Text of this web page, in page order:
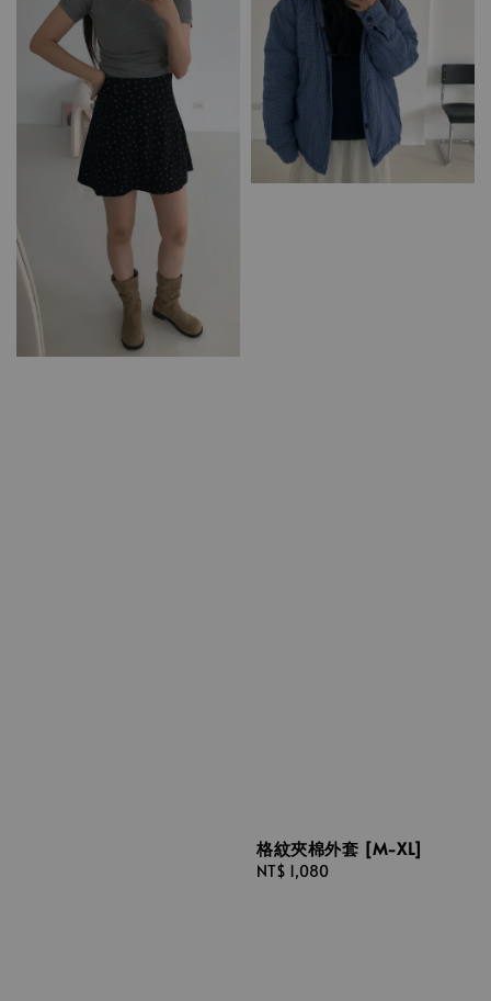
格紋夾棉外套 [M-XL]
Regular
NT$ 1,080